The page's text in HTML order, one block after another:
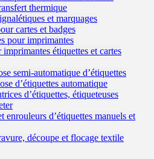
thermique
et marquages
cartes et badges
pour imprimantes
étiquettes et cartes
semi-automatique d’étiquettes
d’étiquettes automatique
d’étiquettes, étiqueteuses
enrouleurs d’étiquettes manuels et
découpe et flocage textile